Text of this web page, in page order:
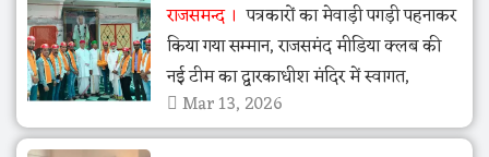
राजसमन्द
पत्रकारों का मेवाड़ी पगड़ी पहनाकर
किया गया सम्मान, राजसमंद मीडिया क्लब की
नई टीम का द्वारकाधीश मंदिर में स्वागत,
Mar 13, 2026